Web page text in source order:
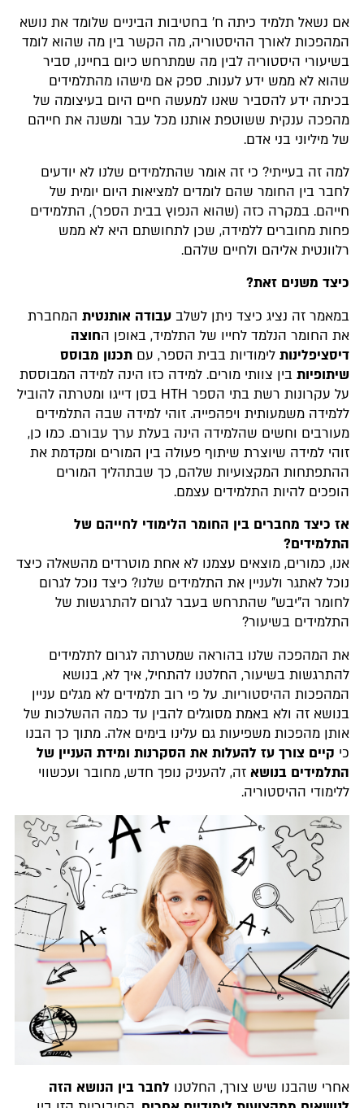
אם נשאל תלמיד כיתה ח' בחטיבות הביניים שלומד את נושא
המהפכות לאורך ההיסטוריה, מה הקשר בין מה שהוא לומד
בשיעורי היסטוריה לבין מה שמתרחש כיום בחיינו, סביר
שהוא לא ממש ידע לענות. ספק אם מישהו מהתלמידים
בכיתה ידע להסביר שאנו למעשה חיים היום בעיצומה של
מהפכה ענקית ששוטפת אותנו מכל עבר ומשנה את חייהם
של מיליוני בני אדם.
למה זה בעייתי? כי זה אומר שהתלמידים שלנו לא יודעים
לחבר בין החומר שהם לומדים למציאות היום יומית של
חייהם. במקרה כזה (שהוא הנפוץ בבית הספר), התלמידים
פחות מחוברים ללמידה, שכן לתחושתם היא לא ממש
רלוונטית אליהם ולחיים שלהם.
כיצד משנים זאת?
במאמר זה נציג כיצד ניתן לשלב עבודה אותנטיתהמחברת
את החומר הנלמד לחייו של התלמיד, באופן החוצה
דיסציפלינותלימודיות בבית הספר, עם תכנון מבוסס
שיתופיותבין צוותי מורים. למידה כזו הינה למידה המבוססת
על עקרונות רשת בתי הספר HTH בסן דייגו ומטרתה להוביל
ללמידה משמעותית ויפהפייה. זוהי למידה שבה התלמידים
מעורבים וחשים שהלמידה הינה בעלת ערך עבורם. כמו כן,
זוהי למידה שיוצרת שיתוף פעולה בין המורים ומקדמת את
ההתפתחות המקצועיות שלהם, כך שבתהליך המורים
הופכים להיות התלמידים עצמם.
אז כיצד מחברים בין החומר הלימודי לחייהם של
התלמידים?
אנו, כמורים, מוצאים עצמנו לא אחת מוטרדים מהשאלה כיצד
נוכל לאתגר ולעניין את התלמידים שלנו? כיצד נוכל לגרום
לחומר ה"יבש" שהתרחש בעבר לגרום להתרגשות של
התלמידים בשיעור?
את המהפכה שלנו בהוראה שמטרתה לגרום לתלמידים
להתרגשות בשיעור, החלטנו להתחיל, איך לא, בנושא
המהפכות ההיסטוריות. על פי רוב תלמידים לא מגלים עניין
בנושא זה ולא באמת מסוגלים להבין עד כמה ההשלכות של
אותן מהפכות משפיעות גם עלינו בימים אלה. מתוך כך הבנו
כי קיים צורך עז להעלות את הסקרנות ומידת העניין של
התלמידים בנושאזה, להעניק נופך חדש, מחובר ועכשווי
ללימודי ההיסטוריה.
אחרי שהבנו שיש צורך, החלטנו לחבר בין הנושא הזה